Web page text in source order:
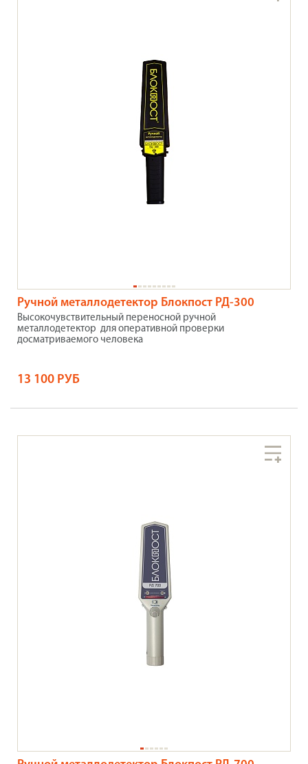
Ручной металлодетектор Блокпост РД-300
Высокочувствительный переносной ручной
металлодетектор для оперативной проверки
досматриваемого человека
13 100 РУБ